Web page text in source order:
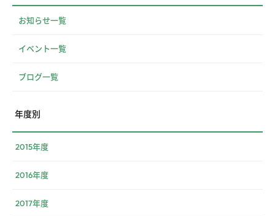
お知らせ一覧
イベント一覧
ブログ一覧
年度別
2015年度
2016年度
2017年度